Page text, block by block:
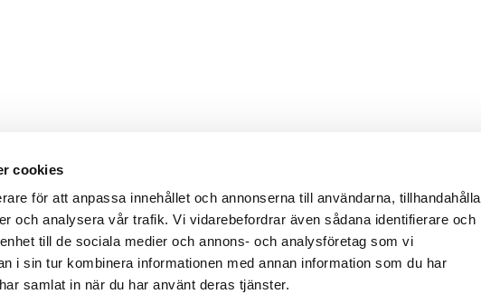
cookies
för att anpassa innehållet och annonserna till användarna, tillhandahålla
och analysera vår trafik. Vi vidarebefordrar även sådana identifierare och
till de sociala medier och annons- och analysföretag som vi
i sin tur kombinera informationen med annan information som du har
samlat in när du har använt deras tjänster.